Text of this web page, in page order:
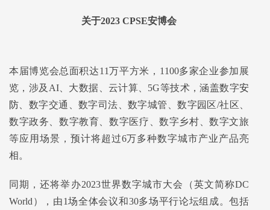
关于2023 CPSE安博会
本届博览会总面积达11万平方米，1100多家企业参加展
览，涉及AI、大数据、云计算、5G等技术，涵盖数字安
防 、数字交通、数字司法、数字城管、数字园区/社区、
数字政务、数字教育、数字医疗、数字乡村、数字文旅
等应用场景，预计将超过6万多种数字城市产业产品亮
相。
同期，还将举办2023世界数字城市大会（英文简称DC
World），由1场全体会议和30多场平行论坛组成。包括